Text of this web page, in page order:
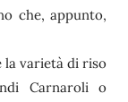
che, appunto,
la varietà di riso
Carnaroli o